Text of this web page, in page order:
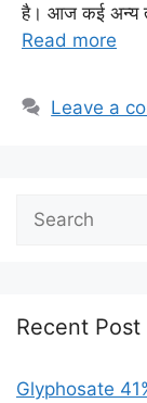
है। आज कई अन्य
Read more
Leave a
Recent Post
Glyphosate